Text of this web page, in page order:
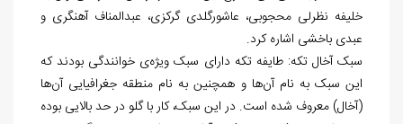
خلیفه نظرلی محجوبی، عاشورگلدی گرکزی، عبدالمناف آهنگری و
عبدی باخشی اشاره کرد.
سبک آخال تکه: طایفه تکه دارای سبک ویژه‌ی خوانندگی بودند که
این سبک به نام آن‌ها و همچنین به نام منطقه جغرافیایی آن‌ها
(آخال) معروف شده است. در این سبک، کار با گلو در حد بالایی بوده